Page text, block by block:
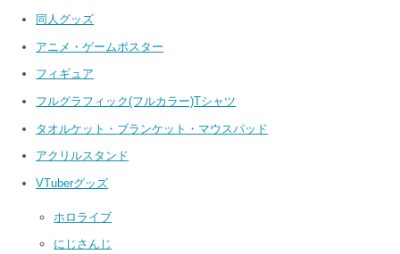
同人グッズ
アニメ・ゲームポスター
フィギュア
フルグラフィック(フルカラー)Tシャツ
タオルケット・ブランケット・マウスパッド
アクリルスタンド
VTuberグッズ
ホロライブ
にじさんじ